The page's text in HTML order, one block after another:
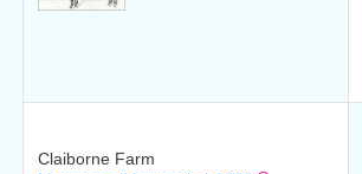
Claiborne Farm